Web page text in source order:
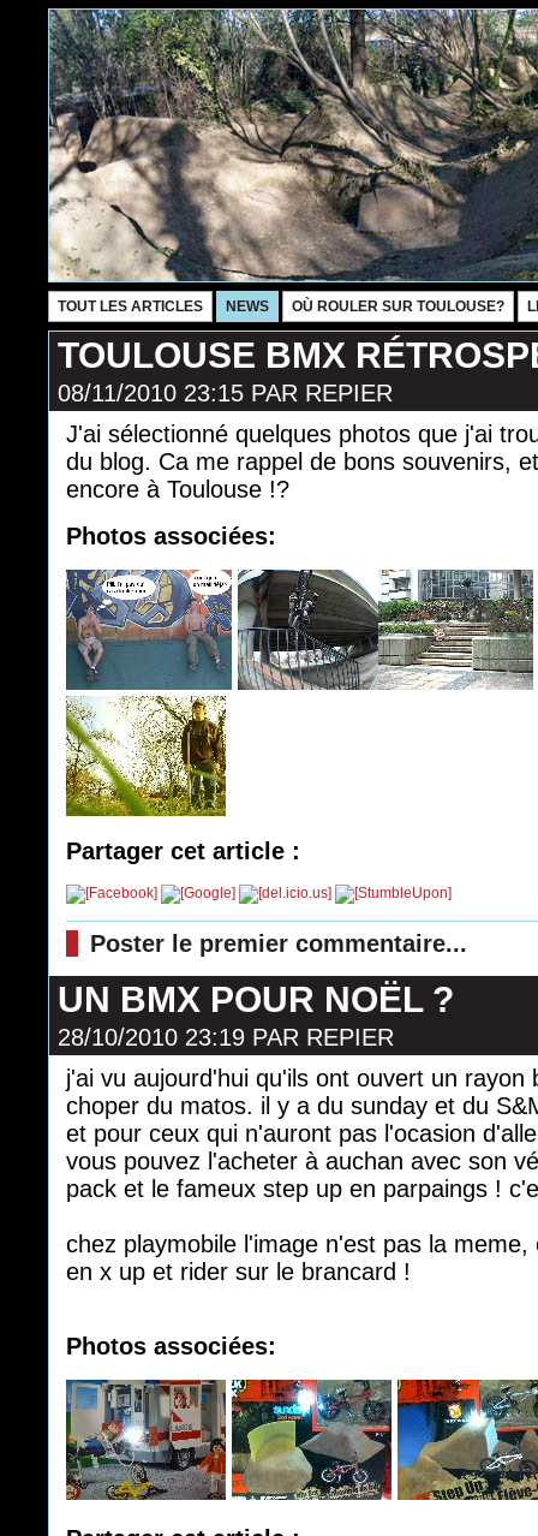
TOUT LES ARTICLES NEWS OÙ ROULER SUR TOULOUSE?
TOULOUSE BMX
08/11/2010 23:15 PAR REPIER
J'ai sélectionné quelques photos que j'ai
du blog. Ca me rappel de bons souvenirs,
encore à Toulouse !?
Photos associées:
Partager cet article :
Poster le premier commentaire...
UN BMX POUR NOËL ?
28/10/2010 23:19 PAR REPIER
j'ai vu aujourd'hui qu'ils ont ouvert un
choper du matos. il y a du sunday et du
et pour ceux qui n'auront pas l'ocasion
vous pouvez l'acheter à auchan avec son
pack et le fameux step up en parpaings !
chez playmobile l'image n'est pas la
en x up et rider sur le brancard !
Photos associées: